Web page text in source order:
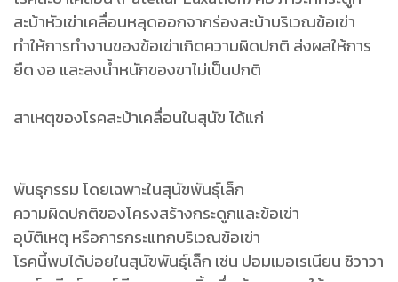
สะบ้าหัวเข่าเคลื่อนหลุดออกจากร่องสะบ้าบริเวณข้อเข่า
ทำให้การทำงานของข้อเข่าเกิดความผิดปกติ ส่งผลให้การ
ยืด งอ และลงน้ำหนักของขาไม่เป็นปกติ
สาเหตุของโรคสะบ้าเคลื่อนในสุนัข ได้แก่
พันธุกรรม โดยเฉพาะในสุนัขพันธุ์เล็ก
ความผิดปกติของโครงสร้างกระดูกและข้อเข่า
อุบัติเหตุ หรือการกระแทกบริเวณข้อเข่า
โรคนี้พบได้บ่อยในสุนัขพันธุ์เล็ก เช่น ปอมเมอเรเนียน ชิวาวา